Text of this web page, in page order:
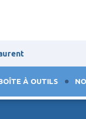
À OUTILS